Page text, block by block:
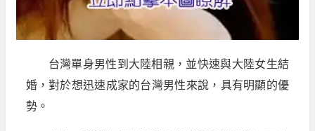
台灣單身男性到大陸相親，並快速與大陸女生結
婚，對於想迅速成家的台灣男性來說，具有明顯的優
勢。